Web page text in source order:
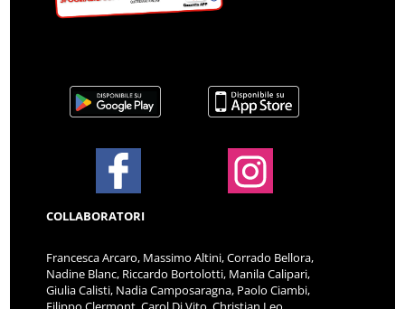
COLLABORATORI
Francesca Arcaro, Massimo Altini, Corrado Bellora,
Nadine Blanc, Riccardo Bortolotti, Manila Calipari,
Giulia Calisti, Nadia Camposaragna, Paolo Ciambi,